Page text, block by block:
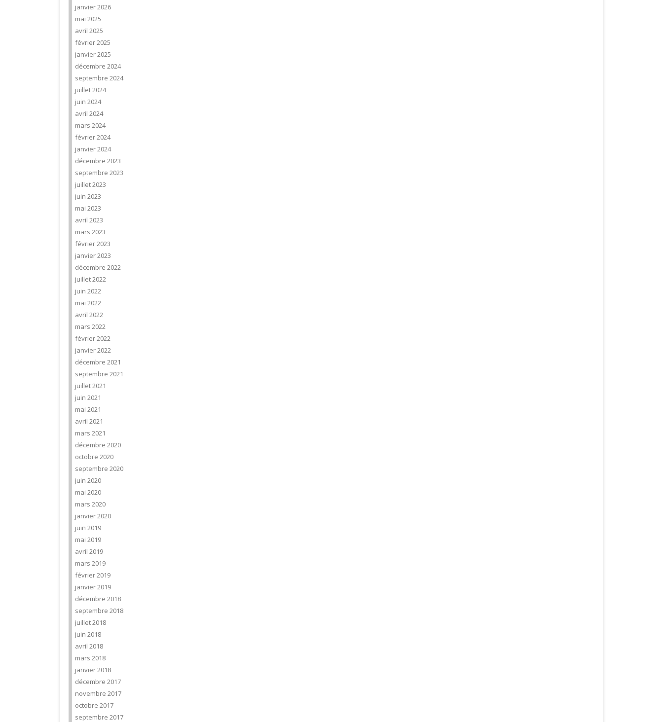
janvier 2026
mai 2025
avril 2025
février 2025
janvier 2025
décembre 2024
septembre 2024
juillet 2024
juin 2024
avril 2024
mars 2024
février 2024
janvier 2024
décembre 2023
septembre 2023
juillet 2023
juin 2023
mai 2023
avril 2023
mars 2023
février 2023
janvier 2023
décembre 2022
juillet 2022
juin 2022
mai 2022
avril 2022
mars 2022
février 2022
janvier 2022
décembre 2021
septembre 2021
juillet 2021
juin 2021
mai 2021
avril 2021
mars 2021
décembre 2020
octobre 2020
septembre 2020
juin 2020
mai 2020
mars 2020
janvier 2020
juin 2019
mai 2019
avril 2019
mars 2019
février 2019
janvier 2019
décembre 2018
septembre 2018
juillet 2018
juin 2018
avril 2018
mars 2018
janvier 2018
décembre 2017
novembre 2017
octobre 2017
septembre 2017